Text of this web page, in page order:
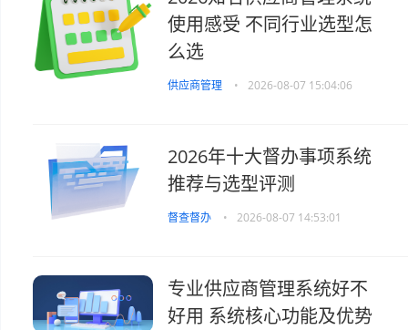
使用感受 不同行业选型怎
么选
供应商管理 • 2026-08-07 15:04:06
2026年十大督办事项系统
推荐与选型评测
督查督办 • 2026-08-07 14:53:01
专业供应商管理系统好不
好用 系统核心功能及优势